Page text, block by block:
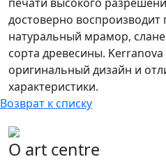
достоверно
натуральный мрамор,
сорта древесины.
оригинальный дизайн и
характеристики.
Возврат к списку
О art centre